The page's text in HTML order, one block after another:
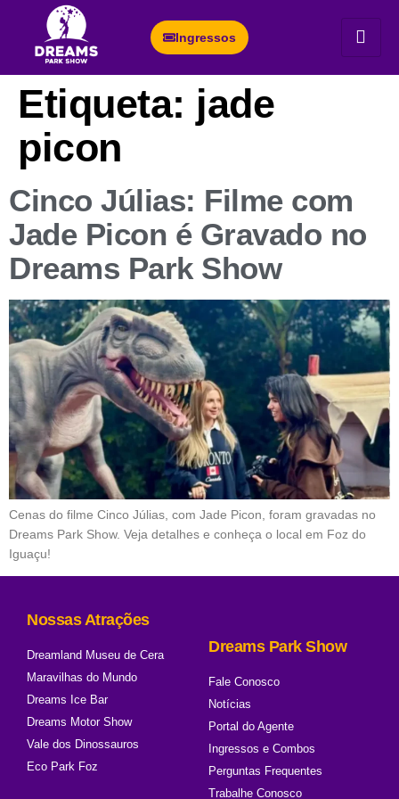
Ingressos
Etiqueta: jade
picon
Cinco Júlias: Filme com
Jade Picon é Gravado no
Dreams Park Show
Cenas do filme Cinco Júlias, com Jade Picon, foram gravadas no
Dreams Park Show. Veja detalhes e conheça o local em Foz do
Iguaçu!
Nossas Atrações
Dreamland Museu de Cera
Maravilhas do Mundo
Dreams Ice Bar
Dreams Motor Show
Vale dos Dinossauros
Eco Park Foz
Dreams Park Show
Fale Conosco
Notícias
Portal do Agente
Ingressos e Combos
Perguntas Frequentes
Trabalhe Conosco